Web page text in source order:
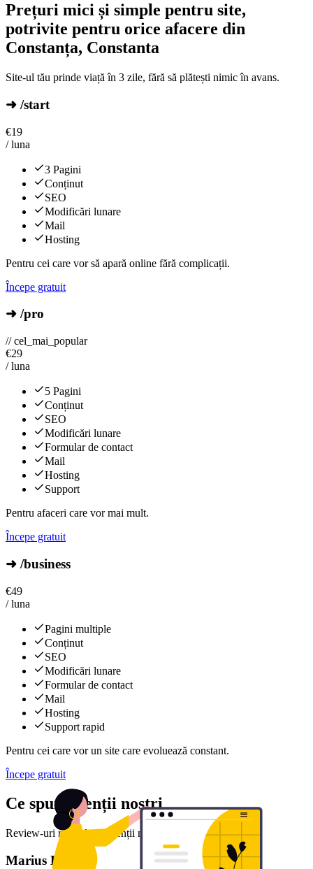
Prețuri mici și simple pentru site,
potrivite pentru orice afacere din
Constanța, Constanta
Site-ul tău prinde viață în 3 zile, fără să plătești nimic în avans.
➜ /start
€19
/ luna
3 Pagini
Conținut
SEO
Modificări lunare
Mail
Hosting
Pentru cei care vor să apară online fără complicații.
Începe gratuit
➜ /pro
// cel_mai_popular
€29
/ luna
5 Pagini
Conținut
SEO
Modificări lunare
Formular de contact
Mail
Hosting
Support
Pentru afaceri care vor mai mult.
Începe gratuit
➜ /business
€49
/ luna
Pagini multiple
Conținut
SEO
Modificări lunare
Formular de contact
Mail
Hosting
Support rapid
Pentru cei care vor un site care evoluează constant.
Începe gratuit
Ce spun clienții noștri
Review-uri reale de la clienții noștri mulțumiți
Marius D.